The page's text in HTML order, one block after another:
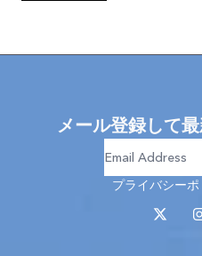
メール登録して
プライバシー